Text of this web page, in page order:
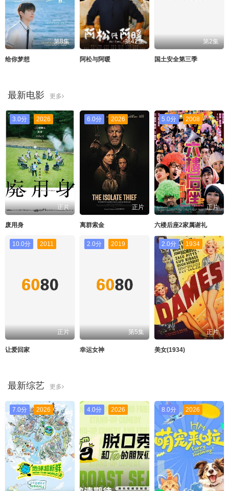
第8集
给你梦想
第42集
阿松与阿暖
第2集
国土安全第三季
最新电影 更多
3.0分 2026
正片
废用身
6.0分 2026
正片
离群索金
5.0分 2008
正片
六楼后座2家属谢礼
10.0分 2011
正片
让爱回家
2.0分 2019
第5集
幸运女神
2.0分 1934
正片
美女(1934)
最新综艺 更多
7.0分 2026 4.0分 2026 8.0分 2026